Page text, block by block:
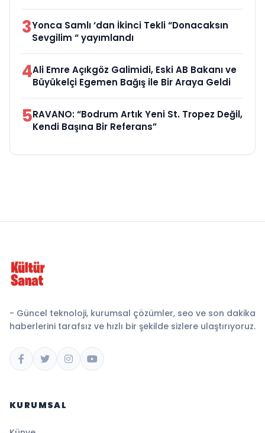
3Yonca Samlı ‘dan İkinci Tekli “Donacaksın
Sevgilim “ yayımlandı
4Ali Emre Açıkgöz Galimidi, Eski AB Bakanı ve
Büyükelçi Egemen Bağış ile Bir Araya Geldi
5RAVANO: “Bodrum Artık Yeni St. Tropez Değil,
Kendi Başına Bir Referans”
- Güncel teknoloji, kurumsal çözümler, seo ve son dakika
haberlerini tarafsız ve hızlı bir şekilde sizlere ulaştırıyoruz.
KURUMSAL